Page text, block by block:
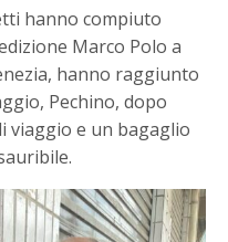
hanno compiuto
Marco Polo a
hanno raggiunto
Pechino, dopo
viaggio e un bagaglio